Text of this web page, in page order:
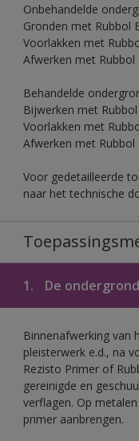
Onbehandelde
Gronden met Rubbol
Voorlakken met
Afwerken met Rubbol
Behandelde
Bijwerken met
Voorlakken met
Afwerken met Rubbol
Voor gedetailleerde
naar het technische
1. De ondergrond
Binnenafwerking van
pleisterwerk e.d., na
Rezisto Primer of
gereinigde en
verflagen. Op
primer aanbrengen.